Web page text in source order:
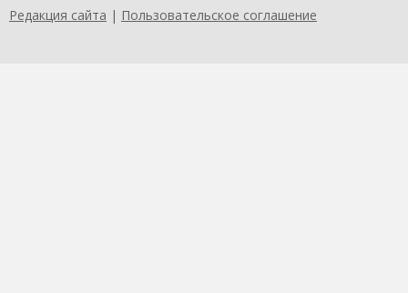
Редакция сайта | Пользовательское соглашение